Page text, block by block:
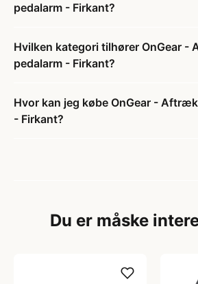
pedalarm - Firkant?
Hvilken kategori tilhører OnGear -
pedalarm - Firkant?
Hvor kan jeg købe OnGear -
- Firkant?
Du er måske